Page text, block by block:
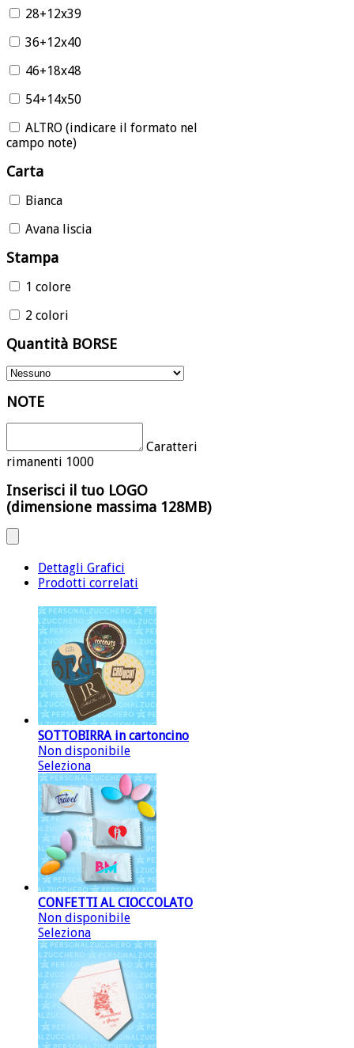
28+12x39
36+12x40
46+18x48
54+14x50
ALTRO (indicare il formato nel
campo note)
Carta
Bianca
Avana liscia
Stampa
1 colore
2 colori
Quantità BORSE
NOTE
Caratteri
rimanenti 1000
Inserisci il tuo LOGO
(dimensione massima 128MB)
Dettagli Grafici
Prodotti correlati
SOTTOBIRRA in cartoncino
Non disponibile
Seleziona
CONFETTI AL CIOCCOLATO
Non disponibile
Seleziona